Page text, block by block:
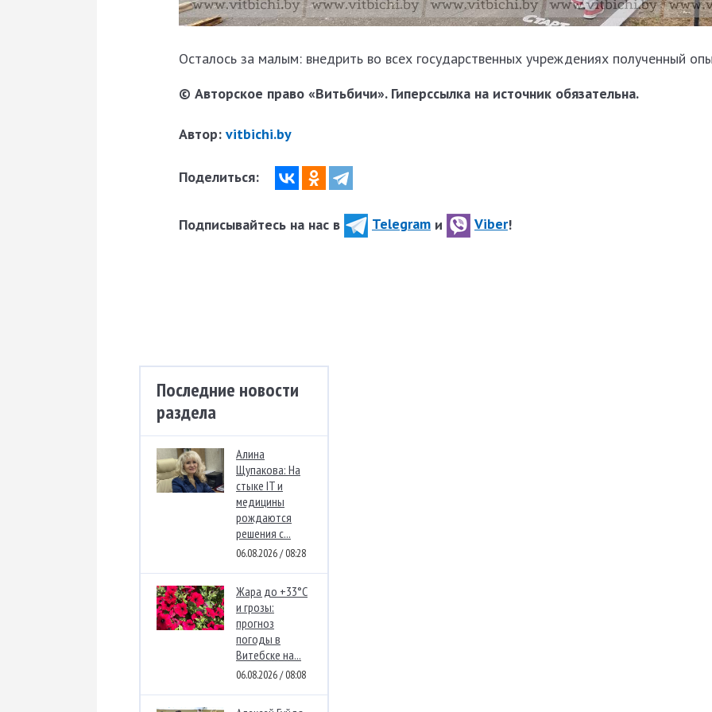
Осталось за малым: внедрить во всех государственных учреждениях полученный
© Авторское право «Витьбичи». Гиперссылка на источник обязательна.
Автор: vitbichi.by
Поделиться:
Подписывайтесь на нас в Telegram и Viber!
Последние новости
раздела
Алина
Щупакова: На
стыке IT и
медицины
рождаются
решения с...
06.08.2026 / 08:28
Жара до +33°C
и грозы:
прогноз
погоды в
Витебске на...
06.08.2026 / 08:08